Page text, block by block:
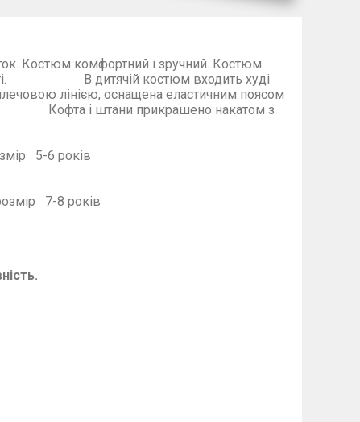
Костюм комфортний і зручний. Костюм
якості. В дитячій костюм входить худі
лінією, оснащена еластичним поясом
прикрашено накатом з
виробництво.
9 років.
6 років
7 років
8 років
років.